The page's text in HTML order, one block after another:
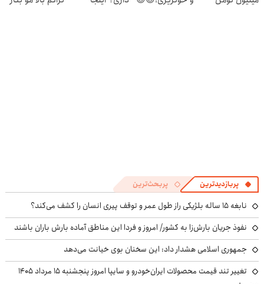
پربازدیدترین پربحث‌ترین
نابغه ۱۵ ساله بلژیکی راز طول عمر و توقف پیری انسان را کشف می‌کند؟
نفوذ جریان بارش‌زا به کشور/ امروز و فردا این مناطق آماده بارش باران باشند
جمهوری اسلامی هشدار داد: این سخنان بوی خیانت می‌دهد
تغییر تند قیمت محصولات ایران‌خودرو و سایپا امروز پنجشنبه ۱۵ مرداد ۱۴۰۵